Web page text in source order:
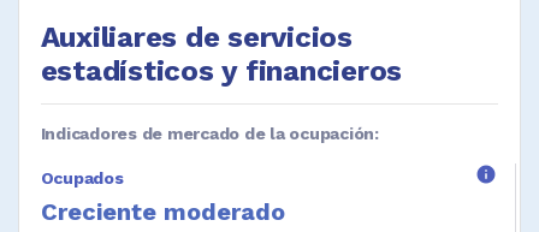
Auxiliares de servicios
estadísticos y financieros
Indicadores de mercado de la ocupación:
Ocupados info
Creciente moderado